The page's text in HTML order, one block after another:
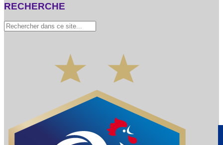
RECHERCHE